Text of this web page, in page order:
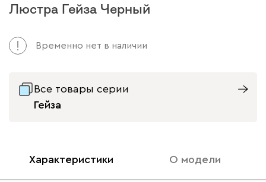
Люстра Гейза Черный
Временно нет в наличии
Все товары серии
Гейза
Характеристики О модели